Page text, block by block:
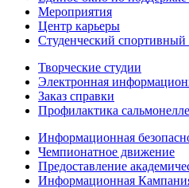
Мероприятия
Центр карьеры
Студенческий
Творческие студии
Электронная
Заказ справки
Профилактика
Информационная
Чемпионатное движение
Предоставление
Информационная